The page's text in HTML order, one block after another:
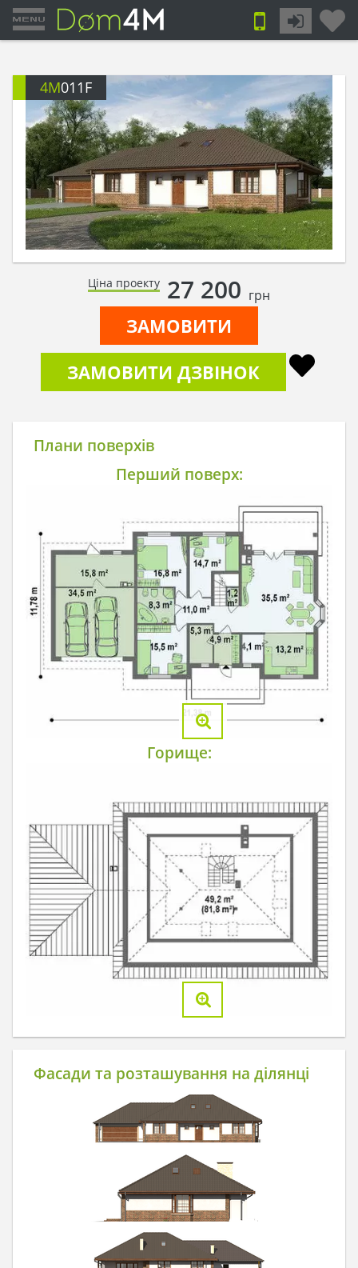
4M011F
Ціна проекту 27 200 грн
ЗАМОВИТИ
ЗАМОВИТИ ДЗВІНОК
Плани поверхів
Перший поверх:
Горище:
Фасади та розташування на ділянці